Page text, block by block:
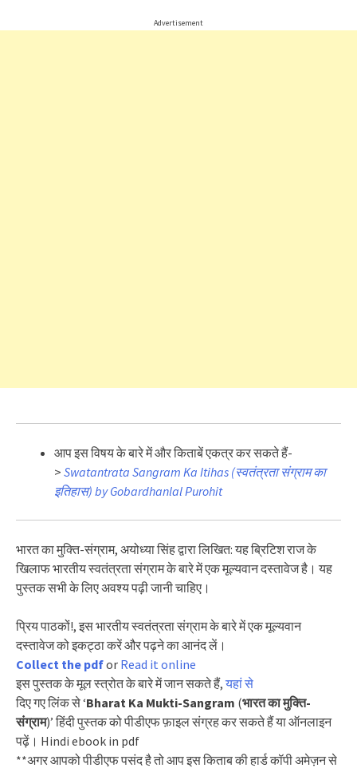
Advertisement
आप इस विषय के बारे में और किताबें एकत्र कर सकते हैं-
> Swatantrata Sangram Ka Itihas (स्वतंत्रता संग्राम का
इतिहास) by Gobardhanlal Purohit
भारत का मुक्ति-संग्राम, अयोध्या सिंह द्वारा लिखित: यह ब्रिटिश राज के
खिलाफ भारतीय स्वतंत्रता संग्राम के बारे में एक मूल्यवान दस्तावेज है। यह
पुस्तक सभी के लिए अवश्य पढ़ी जानी चाहिए।
प्रिय पाठकों!, इस भारतीय स्वतंत्रता संग्राम के बारे में एक मूल्यवान
दस्तावेज को इकट्ठा करें और पढ़ने का आनंद लें।
Collect the pdfor Read it online
इस पुस्तक के मूल स्त्रोत के बारे में जान सकते हैं,यहां से
दिए गए लिंक से ‘Bharat Ka Mukti-Sangram (भारत का मुक्ति-
संग्राम)’ हिंदी पुस्तक को पीडीएफ फ़ाइल संग्रह कर सकते हैं या ऑनलाइन
पढ़ें। Hindi ebook in pdf
**अगर आपको पीडीएफ पसंद है तो आप इस किताब की हार्ड कॉपी अमेज़न से